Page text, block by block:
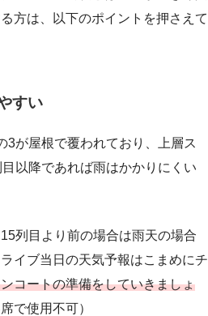
方は、以下のポイントを押さえて
すい
3が屋根で覆われており、上層ス
以降であれば雨はかかりにくい
列目より前の場合は雨天の場合
イブ当日の天気予報はこまめにチ
コートの準備をしていきましょ
で使用不可）